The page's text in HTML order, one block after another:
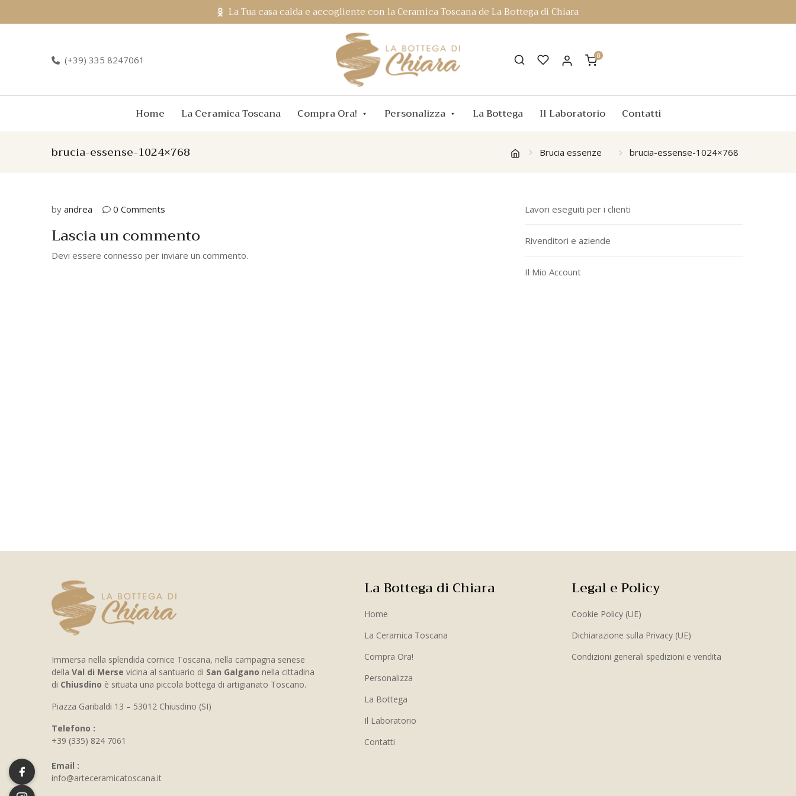
La Tua casa calda e accogliente con la Ceramica Toscana de La Bottega di Chiara
(+39) 335 8247061 0
Home La Ceramica Toscana Compra Ora! Personalizza La Bottega Il Laboratorio Contatti
brucia-essense-1024×768 Brucia essenze brucia-essense-1024×768
by andrea 0 Comments
Lascia un commento
Devi essere connesso per inviare un commento.
Lavori eseguiti per i clienti
Rivenditori e aziende
Il Mio Account
Immersa nella splendida cornice Toscana, nella campagna senese
della Val di Merse vicina al santuario di San Galgano nella cittadina
di Chiusdino è situata una piccola bottega di artigianato Toscano.
Piazza Garibaldi 13 – 53012 Chiusdino (SI)
Telefono :
+39 (335) 824 7061
Email :
info@arteceramicatoscana.it
La Bottega di Chiara
Home
La Ceramica Toscana
Compra Ora!
Personalizza
La Bottega
Il Laboratorio
Contatti
Legal e Policy
Cookie Policy (UE)
Dichiarazione sulla Privacy (UE)
Condizioni generali spedizioni e vendita